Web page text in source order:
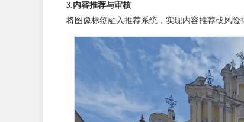
3.内容推荐与审核
将图像标签融入推荐系统，实现内容推荐或风